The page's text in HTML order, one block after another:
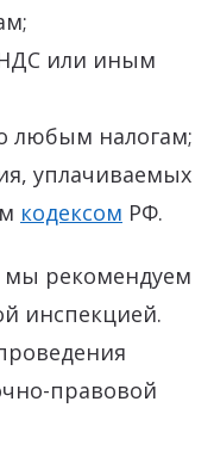
или иным
любым налогам;
уплачиваемых
кодексом РФ.
мы рекомендуем
инспекцией.
правовой